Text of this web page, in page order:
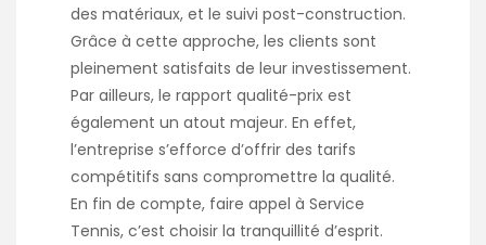
des matériaux, et le suivi post-construction.
Grâce à cette approche, les clients sont
pleinement satisfaits de leur investissement.
Par ailleurs, le rapport qualité-prix est
également un atout majeur. En effet,
l’entreprise s’efforce d’offrir des tarifs
compétitifs sans compromettre la qualité.
En fin de compte, faire appel à Service
Tennis, c’est choisir la tranquillité d’esprit.